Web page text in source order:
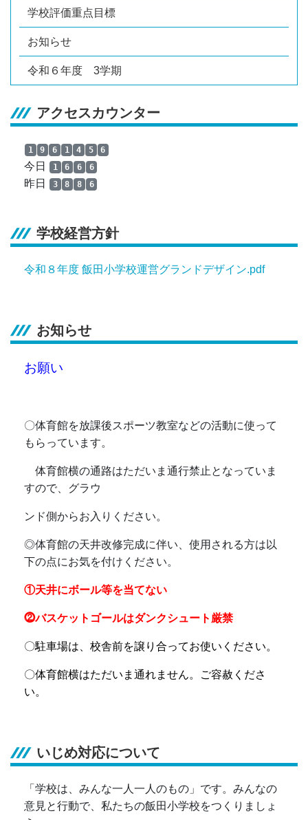
学校評価重点目標
お知らせ
令和６年度 3学期
アクセスカウンター
1 9 6 1 4 5 6
今日 1 6 6 6
昨日 3 8 8 6
学校経営方針
令和８年度 飯田小学校運営グランドデザイン.pdf
お知らせ
お願い
〇体育館を放課後スポーツ教室などの活動に使って
もらっています。
体育館横の通路はただいま通行禁止となっていま
すので、グラウ
ンド側からお入りください。
◎体育館の天井改修完成に伴い、使用される方は以
下の点にお気を付けください。
①天井にボール等を当てない
⓶バスケットゴールはダンクシュート厳禁
〇駐車場は、校舎前を譲り合ってお使いください。
〇体育館横はただいま通れません。ご容赦くださ
い。
いじめ対応について
「学校は、みんな一人一人のもの」です。みんなの
意見と行動で、私たちの飯田小学校をつくりましょ